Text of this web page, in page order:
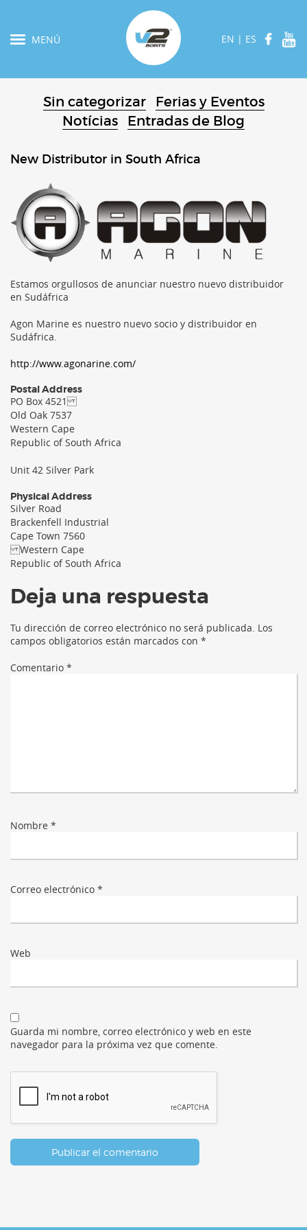
MENÚ EN | ES
Sin categorizar
Ferias y Eventos
Notícias
Entradas de Blog
New Distributor in South Africa
Estamos orgullosos de anunciar nuestro nuevo distribuidor
en Sudáfrica
Agon Marine es nuestro nuevo socio y distribuidor en
Sudáfrica.
http://www.agonarine.com/
Postal Address
PO Box 4521
Old Oak 7537
Western Cape
Republic of South Africa
Unit 42 Silver Park
Physical Address
Silver Road
Brackenfell Industrial
Cape Town 7560
Western Cape
Republic of South Africa
Deja una respuesta
Tu dirección de correo electrónico no será publicada. Los
campos obligatorios están marcados con *
Comentario *
Nombre *
Correo electrónico *
Web
Guarda mi nombre, correo electrónico y web en este
navegador para la próxima vez que comente.